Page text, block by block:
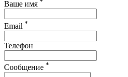
Ваше имя
Email *
Телефон
Сообщение *